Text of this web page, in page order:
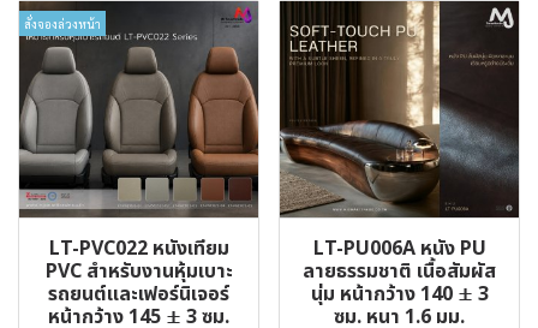
สั่งจองล่วงหน้า
LT-PVC022 หนังเทียม
PVC สำหรับงานหุ้มเบาะ
รถยนต์และเฟอร์นิเจอร์
หน้ากว้าง 145 ± 3 ซม.
LT-PU006A หนัง PU
ลายธรรมชาติ เนื้อสัมผัส
นุ่ม หน้ากว้าง 140 ± 3
ซม. หนา 1.6 มม.